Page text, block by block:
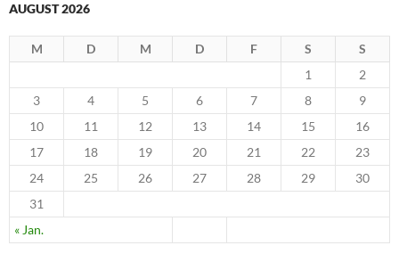
AUGUST 2026
M D M D F S S
« Jan.
1
2
3
4 5 6 7 8
9
10
11 12 13 14 15
16
17
18 19 20 21 22
23
24
25 26 27 28 29
30
31